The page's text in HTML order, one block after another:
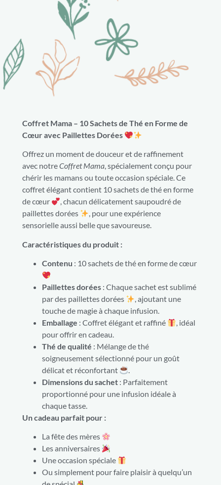
Coffret Mama – 10 Sachets de Thé en Forme de
Cœur avec Paillettes Dorées
Offrez un moment de douceur et de raffinement
avec notreCoffret Mama, spécialement conçu pour
chérir les mamans ou toute occasion spéciale. Ce
coffret élégant contient 10 sachets de thé en forme
de cœur
, chacun délicatement saupoudré de
paillettes dorées
, pour une expérience
sensorielle aussi belle que savoureuse.
Caractéristiques du produit :
Contenu : 10 sachets de thé en forme de cœur
Paillettes dorées : Chaque sachet est sublimé
par des paillettes dorées
, ajoutant une
touche de magie à chaque infusion.
Emballage : Coffret élégant et raffiné
, idéal
pour offrir en cadeau.
Thé de qualité : Mélange de thé
soigneusement sélectionné pour un goût
délicat et réconfortant
.
Dimensions du sachet : Parfaitement
proportionné pour une infusion idéale à
chaque tasse.
Un cadeau parfait pour :
La fête des mères
Les anniversaires
Une occasion spéciale
Ou simplement pour faire plaisir à quelqu’un